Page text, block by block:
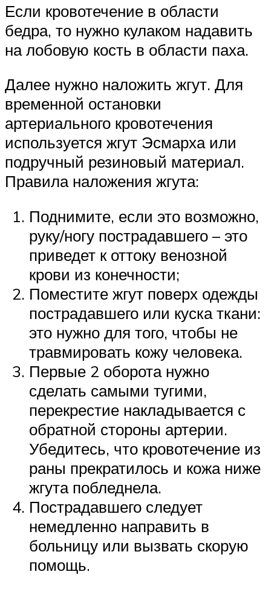
Если кровотечение в области
бедра, то нужно кулаком надавить
на лобовую кость в области паха.
Далее нужно наложить жгут. Для
временной остановки
артериального кровотечения
используется жгут Эсмарха или
подручный резиновый материал.
Правила наложения жгута:
Поднимите, если это возможно,
руку/ногу пострадавшего – это
приведет к оттоку венозной
крови из конечности;
Поместите жгут поверх одежды
пострадавшего или куска ткани:
это нужно для того, чтобы не
травмировать кожу человека.
Первые 2 оборота нужно
сделать самыми тугими,
перекрестие накладывается с
обратной стороны артерии.
Убедитесь, что кровотечение из
раны прекратилось и кожа ниже
жгута побледнела.
Пострадавшего следует
немедленно направить в
больницу или вызвать скорую
помощь.